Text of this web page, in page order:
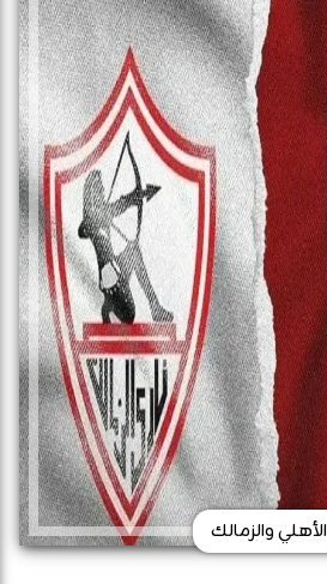
الأهلي والزمالك